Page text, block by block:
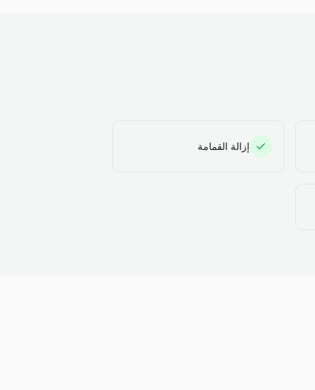
إزالة القمامة